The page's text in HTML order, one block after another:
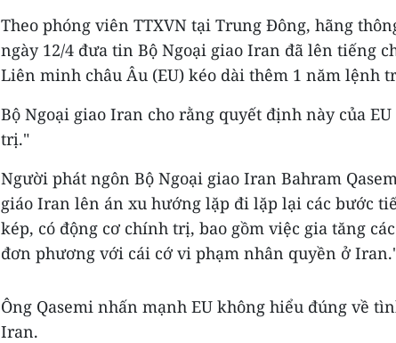
Theo phóng viên TTXVN tại Trung Đông, hãng
ngày 12/4 đưa tin Bộ Ngoại giao Iran đã lên tiếng
Liên minh châu Âu (EU) kéo dài thêm 1 năm lệnh
Bộ Ngoại giao Iran cho rằng quyết định này của
trị."
Người phát ngôn Bộ Ngoại giao Iran Bahram
giáo Iran lên án xu hướng lặp đi lặp lại các bước
kép, có động cơ chính trị, bao gồm việc gia tăng
đơn phương với cái cớ vi phạm nhân quyền ở
Ông Qasemi nhấn mạnh EU không hiểu đúng về
Iran.